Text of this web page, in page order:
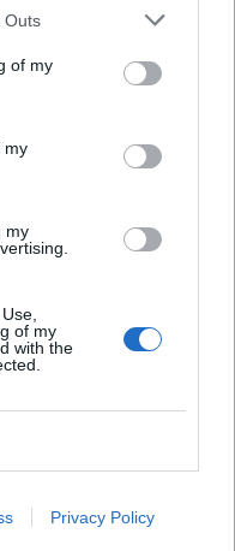
Outs
of my
my
my
of my
with the
Privacy Policy